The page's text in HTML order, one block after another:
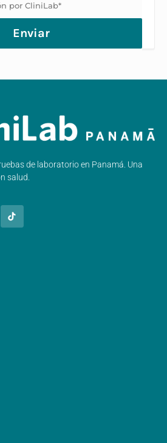
por CliniLab*
Enviar
de laboratorio en Panamá. Una
salud.